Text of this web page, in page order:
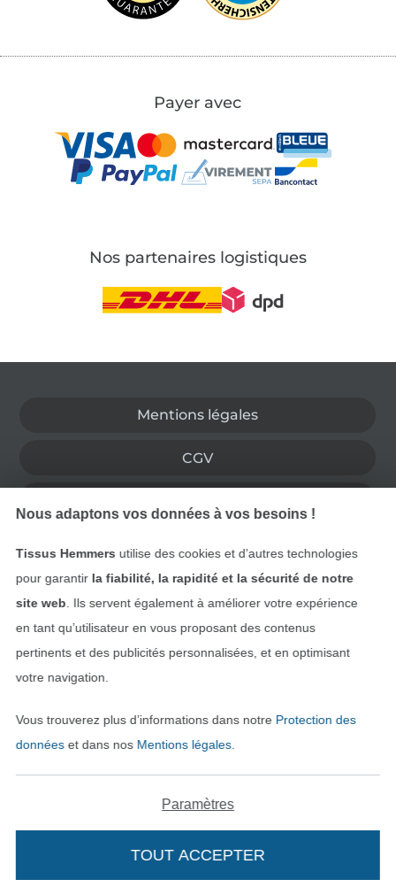
Payer avec
Nos partenaires logistiques
Mentions légales
CGV
Contact
Rétractation de commande
Trouvez plus d’idées
Nous adaptons vos données à vos besoins !
Tissus Hemmers utilise des cookies et d’autres technologies
pour garantir la fiabilité, la rapidité et la sécurité de notre
site web . Ils servent également à améliorer votre expérience
en tant qu’utilisateur en vous proposant des contenus
pertinents et des publicités personnalisées, et en optimisant
votre navigation.
Vous trouverez plus d’informations dans notre Protection des
donnéeset dans nos Mentions légales.
Paramètres
TOUT ACCEPTER